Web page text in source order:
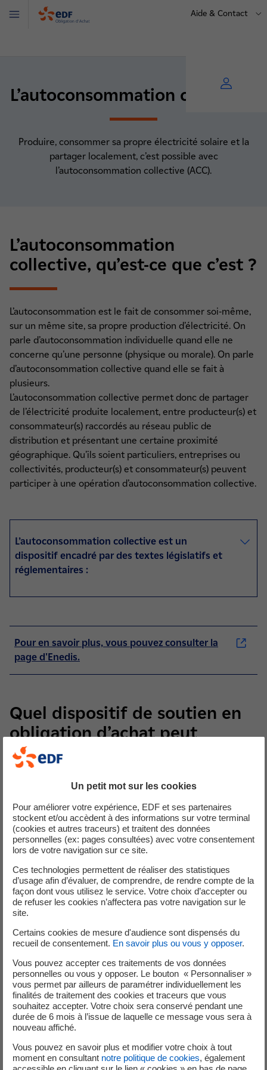
Aide & Contact
Menu
L’autoconsommation collective
Produire, consommer sa propre électricité solaire et la
partager localement, c’est possible avec
l’autoconsommation collective (ACC).
L’autoconsommation
collective, qu’est-ce que c’est ?
L’autoconsommation est le fait de consommer soi-même,
sur un même site, sa propre production d’électricité. On
parle d’autoconsommation individuelle quand elle ne
concerne qu’une personne (physique ou morale). On parle
d’autoconsommation collective quand elle se fait à
plusieurs.
L’autoconsommation collective permet donc de partager
de l’électricité produite localement, entre producteur(s) et
consommateur(s) raccordés au réseau public de
distribution et présentant une certaine proximité
géographique. Qu’ils soient particuliers, entreprises ou
collectivités, producteur(s) et consommateur(s) peuvent
participer à une opération d’autoconsommation collective.
L’autoconsommation collective est un
dispositif encadré par des textes législatifs et
réglementaires :
Pour en savoir plus, vous pouvez consulter la
page d'Enedis.
Quel dispositif de soutien en
obligation d’achat peut
bénéficier de
l’autoconsommation collective
s’appliquer à l’obligation d'achat, sous conditions
d’éligibilité.
Dans le cadre de l’arrêté du 6 octobre 2021 dit « S21 », le
surplus de production peut bénéficier d’un contrat
d’obligation d’achat.
Ce dispositif permet aux installations éligibles, disposant
d’un contrat d’obligation d’achat S21 de vente en surplus
ou de vente en totalité, de vendre à EDF Obligation
d’Achat, l’électricité qui n’a pas été consommée par les
participants à l’opération d’ACC, à un prix fixé par la loi et
pouvant être garanti pendant 20 ans.
La facturation de l’énergie injectée sur le réseau public de
Un petit mot sur les cookies
Pour améliorer votre expérience, EDF et ses partenaires
stockent et/ou accèdent à des informations sur votre terminal
(cookies et autres traceurs) et traitent des données
personnelles (ex: pages consultées) avec votre consentement
lors de votre navigation sur ce site.
Ces technologies permettent de réaliser des statistiques
d’usage afin d’évaluer, de comprendre, de rendre compte de la
façon dont vous utilisez le service. Votre choix d’accepter ou
de refuser les cookies n’affectera pas votre navigation sur le
site.
Certains cookies de mesure d'audience sont dispensés du
recueil de consentement. En savoir plus ou vous y opposer.
Vous pouvez accepter ces traitements de vos données
personnelles ou vous y opposer. Le bouton « Personnaliser »
vous permet par ailleurs de paramétrer individuellement les
finalités de traitement des cookies et traceurs que vous
souhaitez accepter. Votre choix sera conservé pendant une
durée de 6 mois à l’issue de laquelle ce message vous sera à
nouveau affiché.
Vous pouvez en savoir plus et modifier votre choix à tout
moment en consultant notre politique de cookies, également